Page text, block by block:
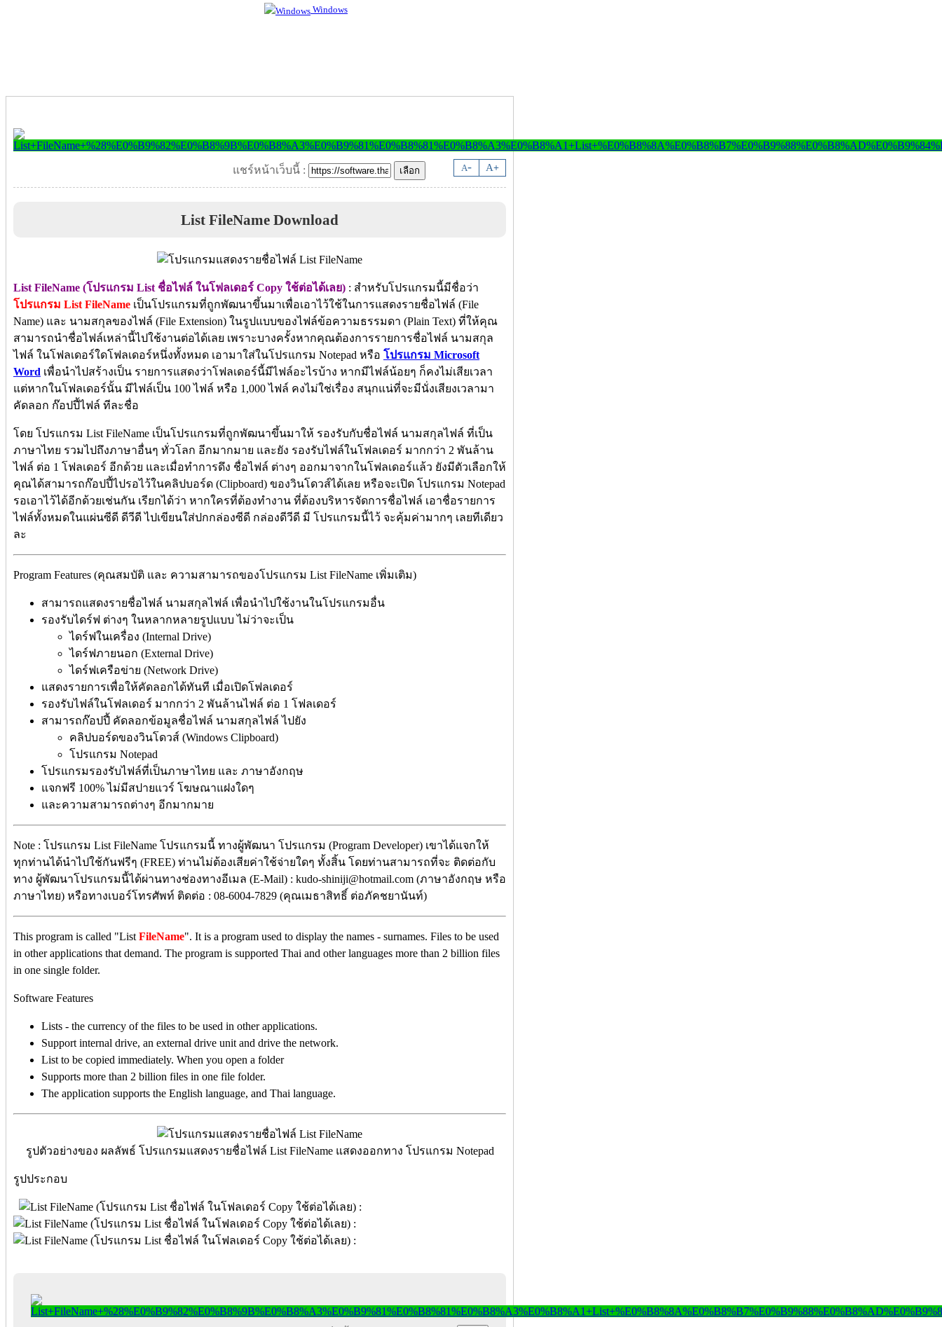
Windows
A- A+
แชร์หน้าเว็บนี้ :
List FileName Download
List FileName (โปรแกรม List ชื่อไฟล์ ในโฟลเดอร์ Copy ใช้ต่อได้เลย) : สำหรับโปรแกรมนี้มีชื่อว่า
โปรแกรม List FileName เป็นโปรแกรมที่ถูกพัฒนาขึ้นมาเพื่อเอาไว้ใช้ในการแสดงรายชื่อไฟล์ (File
Name) และ นามสกุลของไฟล์ (File Extension) ในรูปแบบของไฟล์ข้อความธรรมดา (Plain Text) ที่ให้คุณ
สามารถนำชื่อไฟล์เหล่านี้ไปใช้งานต่อได้เลย เพราะบางครั้งหากคุณต้องการรายการชื่อไฟล์ นามสกุล
ไฟล์ ในโฟลเดอร์ใดโฟลเดอร์หนึ่งทั้งหมด เอามาใส่ในโปรแกรม Notepad หรือ โปรแกรม Microsoft
Word เพื่อนำไปสร้างเป็น รายการแสดงว่าโฟลเดอร์นี้มีไฟล์อะไรบ้าง หากมีไฟล์น้อยๆ ก็คงไม่เสียเวลา
แต่หากในโฟลเดอร์นั้น มีไฟล์เป็น 100 ไฟล์ หรือ 1,000 ไฟล์ คงไม่ใช่เรื่อง สนุกแน่ที่จะมีนั่งเสียงเวลามา
คัดลอก ก๊อปปี้ไฟล์ ทีละชื่อ
โดย โปรแกรม List FileName เป็นโปรแกรมที่ถูกพัฒนาขึ้นมาให้ รองรับกับชื่อไฟล์ นามสกุลไฟล์ ที่เป็น
ภาษาไทย รวมไปถึงภาษาอื่นๆ ทั่วโลก อีกมากมาย และยัง รองรับไฟล์ในโฟลเดอร์ มากกว่า 2 พันล้าน
ไฟล์ ต่อ 1 โฟลเดอร์ อีกด้วย และเมื่อทำการดึง ชื่อไฟล์ ต่างๆ ออกมาจากในโฟลเดอร์แล้ว ยังมีตัวเลือกให้
คุณได้สามารถก๊อปปี้ไปรอไว้ในคลิปบอร์ด (Clipboard) ของวินโดวส์ได้เลย หรือจะเปิด โปรแกรม Notepad
รอเอาไว้ได้อีกด้วยเช่นกัน เรียกได้ว่า หากใครที่ต้องทำงาน ที่ต้องบริหารจัดการชื่อไฟล์ เอาชื่อรายการ
ไฟล์ทั้งหมดในแผ่นซีดี ดีวีดี ไปเขียนใส่ปกกล่องซีดี กล่องดีวีดี มี โปรแกรมนี้ไว้ จะคุ้มค่ามากๆ เลยทีเดียว
ละ
Program Features (คุณสมบัติ และ ความสามารถของโปรแกรม List FileName เพิ่มเติม)
สามารถแสดงรายชื่อไฟล์ นามสกุลไฟล์ เพื่อนำไปใช้งานในโปรแกรมอื่น
รองรับไดร์ฟ ต่างๆ ในหลากหลายรูปแบบ ไม่ว่าจะเป็น
ไดร์ฟในเครื่อง (Internal Drive)
ไดร์ฟภายนอก (External Drive)
ไดร์ฟเครือข่าย (Network Drive)
แสดงรายการเพื่อให้คัดลอกได้ทันที เมื่อเปิดโฟลเดอร์
รองรับไฟล์ในโฟลเดอร์ มากกว่า 2 พันล้านไฟล์ ต่อ 1 โฟลเดอร์
สามารถก๊อปปี้ คัดลอกข้อมูลชื่อไฟล์ นามสกุลไฟล์ ไปยัง
คลิปบอร์ดของวินโดวส์ (Windows Clipboard)
โปรแกรม Notepad
โปรแกรมรองรับไฟล์ที่เป็นภาษาไทย และ ภาษาอังกฤษ
แจกฟรี 100% ไม่มีสปายแวร์ โฆษณาแฝงใดๆ
และความสามารถต่างๆ อีกมากมาย
Note : โปรแกรม List FileName โปรแกรมนี้ ทางผู้พัฒนา โปรแกรม (Program Developer) เขาได้แจกให้
ทุกท่านได้นำไปใช้กันฟรีๆ (FREE) ท่านไม่ต้องเสียค่าใช้จ่ายใดๆ ทั้งสิ้น โดยท่านสามารถที่จะ ติดต่อกับ
ทาง ผู้พัฒนาโปรแกรมนี้ได้ผ่านทางช่องทางอีเมล (E-Mail) : kudo-shiniji@hotmail.com (ภาษาอังกฤษ หรือ
ภาษาไทย) หรือทางเบอร์โทรศัพท์ ติดต่อ : 08-6004-7829 (คุณเมธาสิทธิ์ ต่อภัคชยานันท์)
This program is called "List FileName". It is a program used to display the names - surnames. Files to be used
in other applications that demand. The program is supported Thai and other languages more than 2 billion files
in one single folder.
Software Features
Lists - the currency of the files to be used in other applications.
Support internal drive, an external drive unit and drive the network.
List to be copied immediately. When you open a folder
Supports more than 2 billion files in one file folder.
The application supports the English language, and Thai language.
รูปตัวอย่างของ ผลลัพธ์ โปรแกรมแสดงรายชื่อไฟล์ List FileName แสดงออกทาง โปรแกรม Notepad
รูปประกอบ